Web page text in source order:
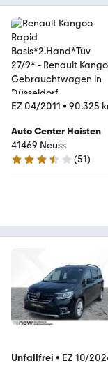
EZ 04/2011 • 90.325
Auto Center Hoisten
41469 Neuss
3.3 Sterne
(51)
Unfallfrei • EZ 10/